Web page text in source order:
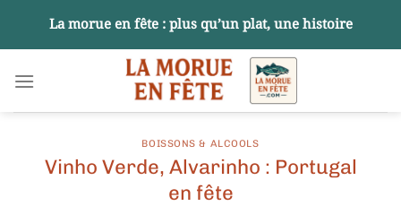
contenu
La morue en fête : plus qu’un plat, une histoire
BOISSONS & ALCOOLS
Vinho Verde, Alvarinho : Portugal
en fête